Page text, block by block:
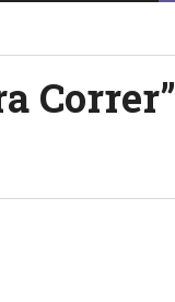
Correr”